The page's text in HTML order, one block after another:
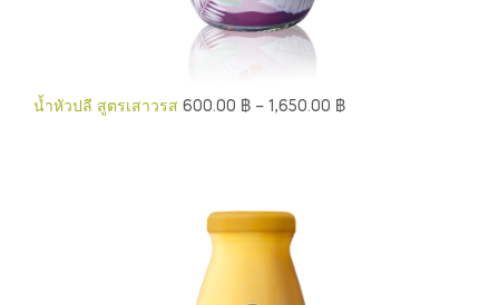
น้ำหัวปลี สูตรเสาวรส 600.00 ฿ – 1,650.00 ฿